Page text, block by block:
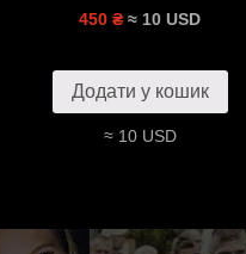
450 ₴ ≈ 10 USD
Додати у кошик
≈ 10 USD